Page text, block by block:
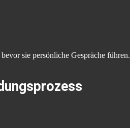
sie persönliche Gespräche führen.